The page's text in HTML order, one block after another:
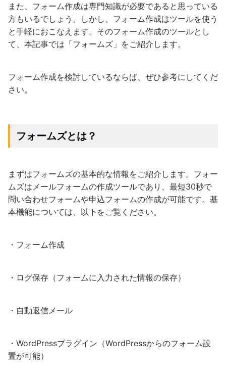
また、フォーム作成は専門知識が必要であると思っている
方もいるでしょう。しかし、フォーム作成はツールを使う
と手軽におこなえます。そのフォーム作成のツールとし
て、本記事では「フォームズ」をご紹介します。
フォーム作成を検討しているならば、ぜひ参考にしてくだ
さい。
フォームズとは？
まずはフォームズの基本的な情報をご紹介します。フォー
ムズはメールフォームの作成ツールであり、最短30秒で
問い合わせフォームや申込フォームの作成が可能です。基
本機能については、以下をご覧ください。
・フォーム作成
・ログ保存（フォームに入力された情報の保存）
・自動返信メール
・WordPressプラグイン（WordPressからのフォーム設
置が可能）